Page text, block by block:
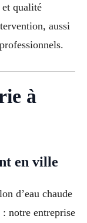
qualité
aussi
à
en ville
d’eau chaude
: notre entreprise